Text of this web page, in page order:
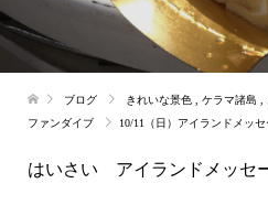
ブログ きれいな景色 ケラマ諸島
ファンダイブ
10/11（日）アイランドメッ
はいさい アイランドメッセ